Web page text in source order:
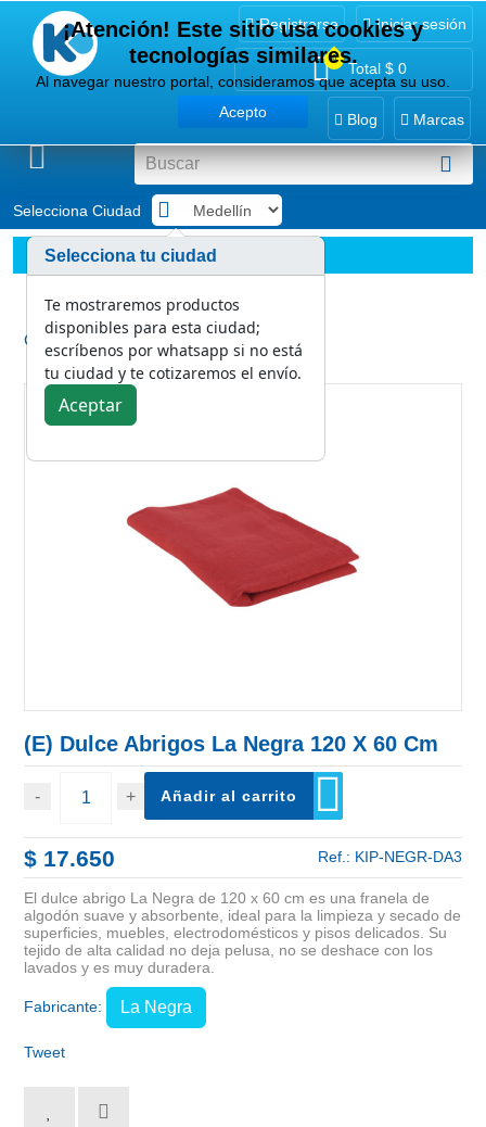
Registrarse Iniciar sesión
0
Total $ 0
Blog Marcas
Selecciona Ciudad
Implementos
Esponjas y paños
(E) Dulce Abrigos La Negra 120 x 60 cm
Categoría:
Esponjas y paños
(E) Dulce Abrigos La Negra 120 X 60 Cm
Añadir al carrito
$ 17.650 Ref.: KIP-NEGR-DA3
El dulce abrigo La Negra de 120 x 60 cm es una franela de
algodón suave y absorbente, ideal para la limpieza y secado de
superficies, muebles, electrodomésticos y pisos delicados. Su
tejido de alta calidad no deja pelusa, no se deshace con los
lavados y es muy duradera.
Fabricante: La Negra
Tweet
¡Atención! Este sitio usa cookies y
tecnologías similares.
Al navegar nuestro portal, consideramos que acepta su uso.
Acepto
Selecciona tu ciudad
Te mostraremos productos
disponibles para esta ciudad;
escríbenos por whatsapp si no está
tu ciudad y te cotizaremos el envío.
Aceptar